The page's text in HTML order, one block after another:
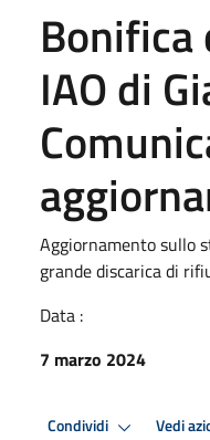
Bonifica
IAO di
Aggiornamento sullo
grande discarica di
Data :
7 marzo 2024
Condividi Vedi